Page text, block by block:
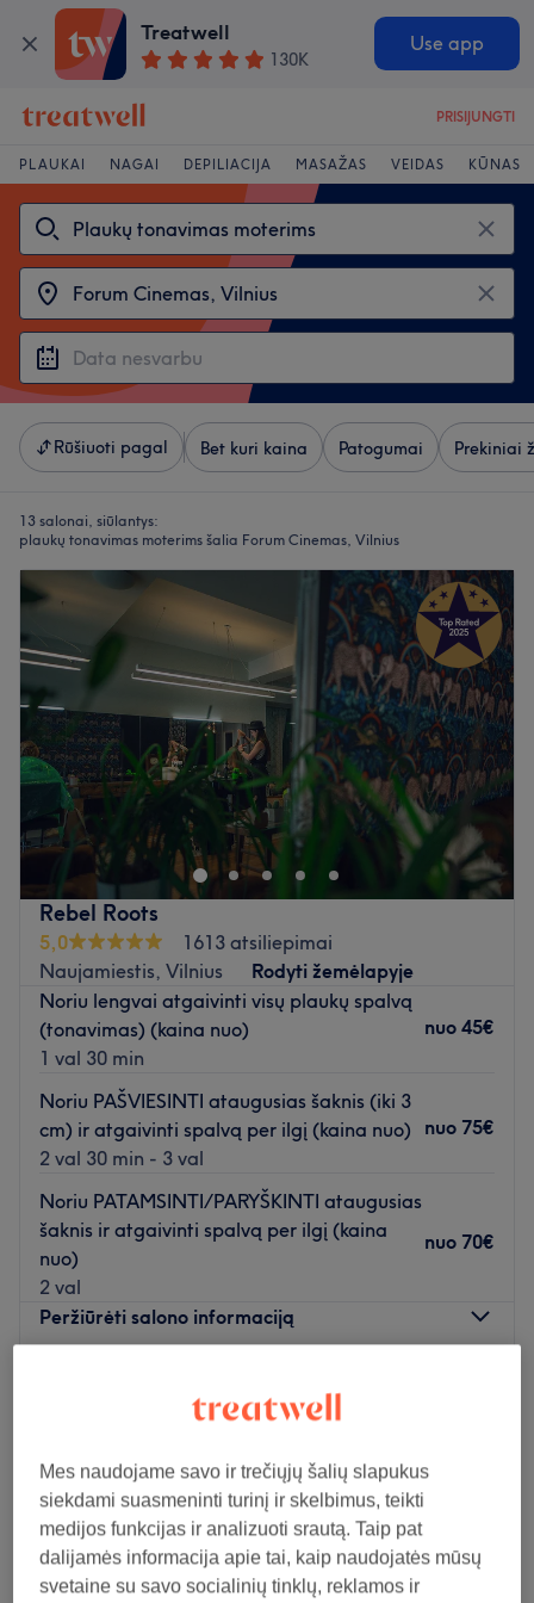
Treatwell
130K
Use app
PRISIJUNGTI
PLAUKAI NAGAI DEPILIACIJA MASAŽAS VEIDAS KŪNAS
Rūšiuoti pagal Bet kuri kaina Patogumai Prekiniai
13 salonai, siūlantys:
plaukų tonavimas moterims šalia Forum Cinemas, Vilnius
Rebel Roots
5,0
1613 atsiliepimai
Naujamiestis, Vilnius
Rodyti žemėlapyje
Noriu lengvai atgaivinti visų plaukų spalvą
(tonavimas) (kaina nuo)
1 val 30 min
nuo 45€
Noriu PAŠVIESINTI ataugusias šaknis (iki 3
cm) ir atgaivinti spalvą per ilgį (kaina nuo)
2 val 30 min - 3 val
nuo 75€
Noriu PATAMSINTI/PARYŠKINTI ataugusias
šaknis ir atgaivinti spalvą per ilgį (kaina
nuo)
2 val
nuo 70€
Peržiūrėti salono informaciją
Ketvirtadienis
08:00–21:00
Penktadienis
08:00–21:00
Šeštadienis
08:00–21:00
Sekmadienis
10:00–21:00
Mes naudojame savo ir trečiųjų šalių slapukus
siekdami suasmeninti turinį ir skelbimus, teikti
medijos funkcijas ir analizuoti srautą. Taip pat
dalijamės informacija apie tai, kaip naudojatės mūsų
svetaine su savo socialinių tinklų, reklamos ir